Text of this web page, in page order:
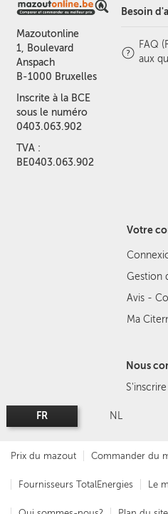
Mazoutonline
1, Boulevard
Anspach
B-1000 Bruxelles
Inscrite à la BCE
sous le numéro
0403.063.902
TVA :
BE0403.063.902
Besoin
FAQ
aux
Votre
Gestion
Avis -
Ma
Nous
FR NL
Prix du mazout Commander du
Fournisseurs TotalEnergies Le